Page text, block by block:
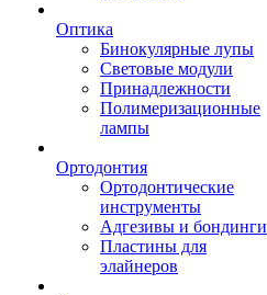
Оптика
Бинокулярные лупы
Световые модули
Принадлежности
Полимеризационные
лампы
Ортодонтия
Ортодонтические
инструменты
Адгезивы и бондинги
Пластины для
элайнеров